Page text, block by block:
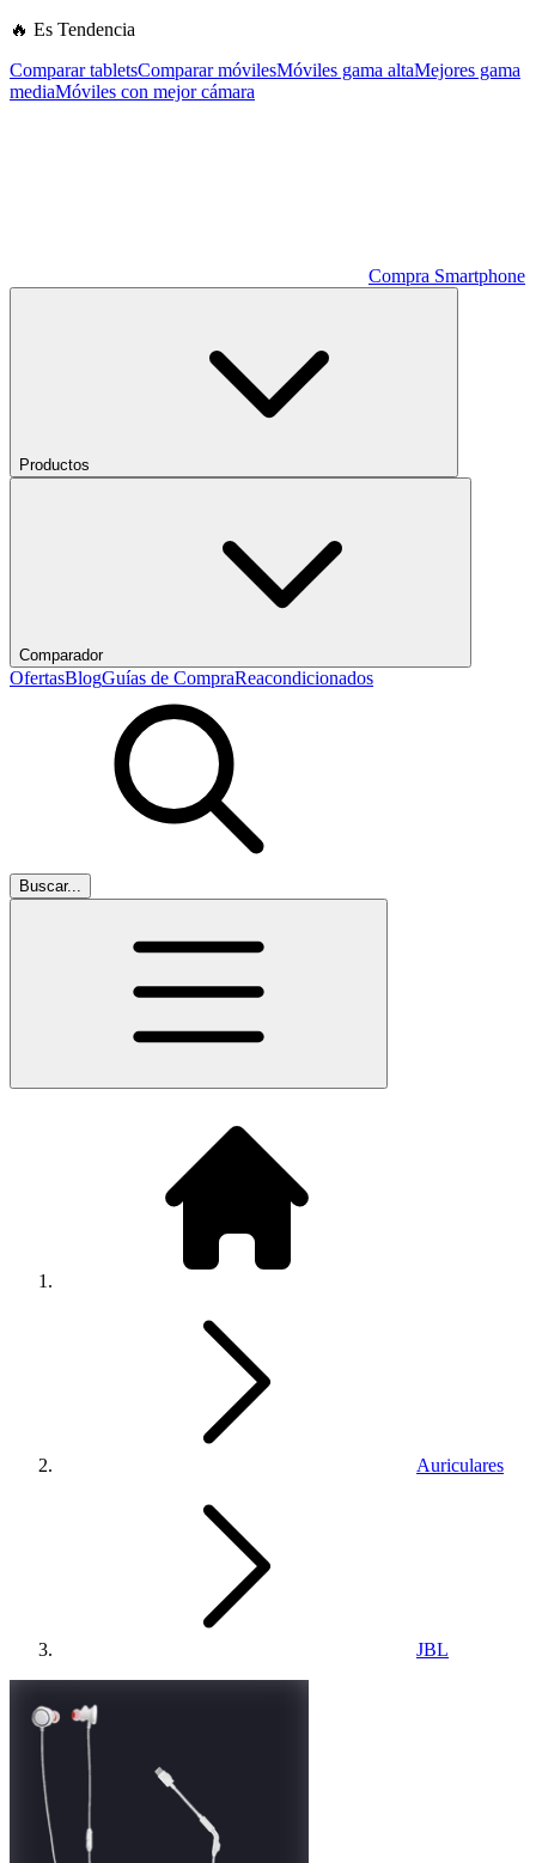
🔥 Es Tendencia
Comparar tabletsComparar móvilesMóviles gama altaMejores gama
mediaMóviles con mejor cámara
Compra Smartphone
Productos
Comparador
OfertasBlogGuías de CompraReacondicionados
Buscar...
Auriculares
JBL